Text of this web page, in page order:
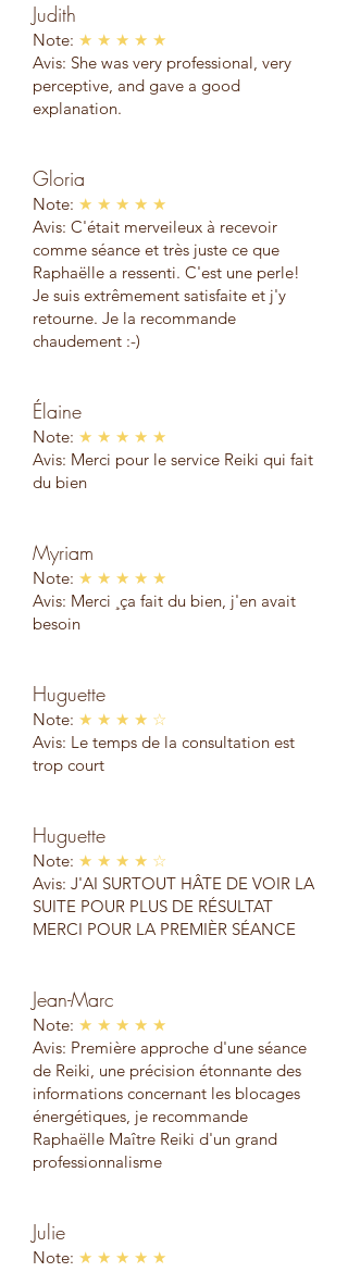
Judith
Note: ★ ★ ★ ★ ★
Avis: She was very professional, very
perceptive, and gave a good
explanation.
Gloria
Note: ★ ★ ★ ★ ★
Avis: C'était merveileux à recevoir
comme séance et très juste ce que
Raphaëlle a ressenti. C'est une perle!
Je suis extrêmement satisfaite et j'y
retourne. Je la recommande
chaudement :-)
Élaine
Note: ★ ★ ★ ★ ★
Avis: Merci pour le service Reiki qui fait
du bien
Myriam
Note: ★ ★ ★ ★ ★
Avis: Merci ¸ça fait du bien, j'en avait
besoin
Huguette
Note: ★ ★ ★ ★ ☆
Avis: Le temps de la consultation est
trop court
Huguette
Note: ★ ★ ★ ★ ☆
Avis: J'AI SURTOUT HÂTE DE VOIR LA
SUITE POUR PLUS DE RÉSULTAT
MERCI POUR LA PREMIÈR SÉANCE
Jean-Marc
Note: ★ ★ ★ ★ ★
Avis: Première approche d'une séance
de Reiki, une précision étonnante des
informations concernant les blocages
énergétiques, je recommande
Raphaëlle Maître Reiki d'un grand
professionnalisme
Julie
Note: ★ ★ ★ ★ ★